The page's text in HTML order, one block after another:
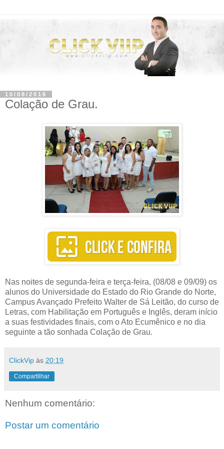
10/08/2016
Colação de Grau.
Nas noites de segunda-feira e terça-feira, (08/08 e 09/09) os
alunos do Universidade do Estado do Rio Grande do Norte,
Campus Avançado Prefeito Walter de Sá Leitão, do curso de
Letras, com Habilitação em Português e Inglês, deram início
a suas festividades finais, com o Ato Ecumênico e no dia
seguinte a tão sonhada Colação de Grau.
ClickVip às 20:19
Compartilhar
Nenhum comentário:
Postar um comentário